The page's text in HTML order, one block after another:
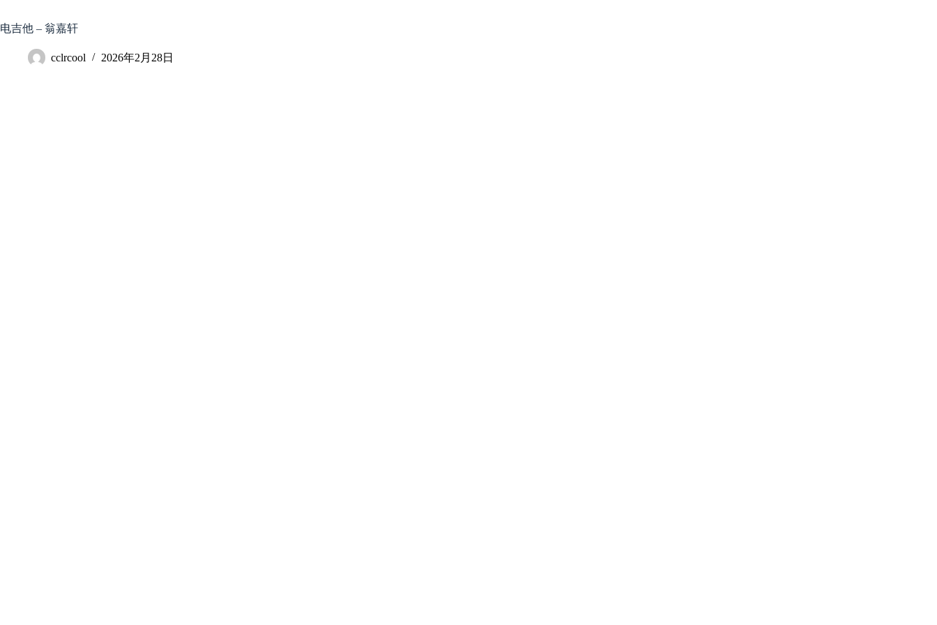
至
内
电吉他 – 翁嘉轩
cclrcool 2026年2月28日